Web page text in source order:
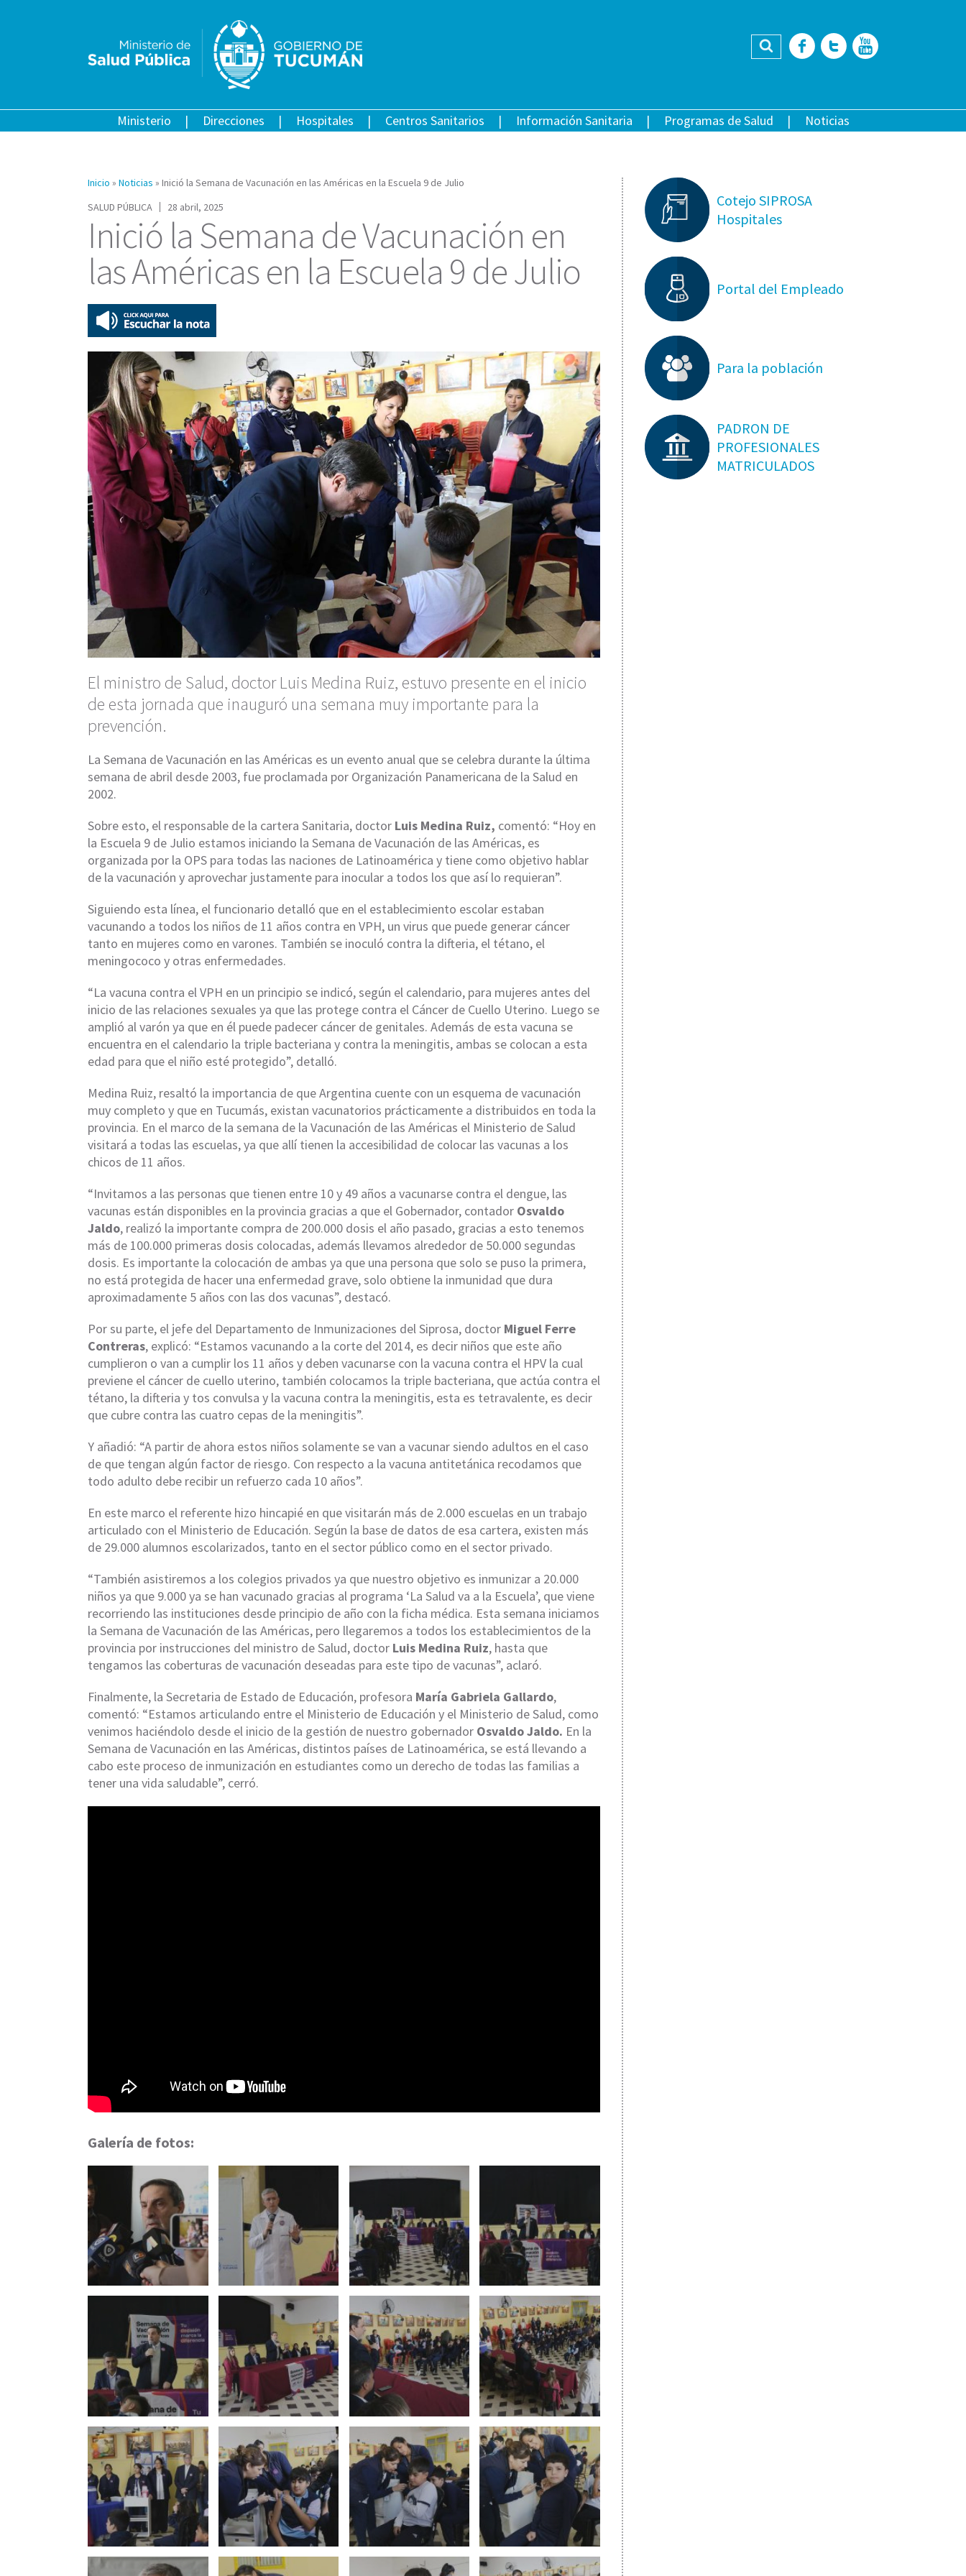
Buscar Facebook
Twitter
Ministerio Direcciones Hospitales Centros Sanitarios Información Sanitaria Programas de Salud Noticias
Inicio » Noticias » Inició la Semana de Vacunación en las Américas en la Escuela 9 de Julio
SALUD PÚBLICA
28 abril, 2025
Inició la Semana de Vacunación en
las Américas en la Escuela 9 de Julio
El ministro de Salud, doctor Luis Medina Ruiz, estuvo presente en el inicio
de esta jornada que inauguró una semana muy importante para la
prevención.
La Semana de Vacunación en las Américas es un evento anual que se celebra durante la última
semana de abril desde 2003, fue proclamada por Organización Panamericana de la Salud en
2002.
Sobre esto, el responsable de la cartera Sanitaria, doctor Luis Medina Ruiz, comentó: “Hoy en
la Escuela 9 de Julio estamos iniciando la Semana de Vacunación de las Américas, es
organizada por la OPS para todas las naciones de Latinoamérica y tiene como objetivo hablar
de la vacunación y aprovechar justamente para inocular a todos los que así lo requieran”.
Siguiendo esta línea, el funcionario detalló que en el establecimiento escolar estaban
vacunando a todos los niños de 11 años contra en VPH, un virus que puede generar cáncer
tanto en mujeres como en varones. También se inoculó contra la difteria, el tétano, el
meningococo y otras enfermedades.
“La vacuna contra el VPH en un principio se indicó, según el calendario, para mujeres antes del
inicio de las relaciones sexuales ya que las protege contra el Cáncer de Cuello Uterino. Luego se
amplió al varón ya que en él puede padecer cáncer de genitales. Además de esta vacuna se
encuentra en el calendario la triple bacteriana y contra la meningitis, ambas se colocan a esta
edad para que el niño esté protegido”, detalló.
Medina Ruiz, resaltó la importancia de que Argentina cuente con un esquema de vacunación
muy completo y que en Tucumás, existan vacunatorios prácticamente a distribuidos en toda la
provincia. En el marco de la semana de la Vacunación de las Américas el Ministerio de Salud
visitará a todas las escuelas, ya que allí tienen la accesibilidad de colocar las vacunas a los
chicos de 11 años.
“Invitamos a las personas que tienen entre 10 y 49 años a vacunarse contra el dengue, las
vacunas están disponibles en la provincia gracias a que el Gobernador, contador Osvaldo
Jaldo, realizó la importante compra de 200.000 dosis el año pasado, gracias a esto tenemos
más de 100.000 primeras dosis colocadas, además llevamos alrededor de 50.000 segundas
dosis. Es importante la colocación de ambas ya que una persona que solo se puso la primera,
no está protegida de hacer una enfermedad grave, solo obtiene la inmunidad que dura
aproximadamente 5 años con las dos vacunas”, destacó.
Por su parte, el jefe del Departamento de Inmunizaciones del Siprosa, doctor Miguel Ferre
Contreras, explicó: “Estamos vacunando a la corte del 2014, es decir niños que este año
cumplieron o van a cumplir los 11 años y deben vacunarse con la vacuna contra el HPV la cual
previene el cáncer de cuello uterino, también colocamos la triple bacteriana, que actúa contra el
tétano, la difteria y tos convulsa y la vacuna contra la meningitis, esta es tetravalente, es decir
que cubre contra las cuatro cepas de la meningitis”.
Y añadió: “A partir de ahora estos niños solamente se van a vacunar siendo adultos en el caso
de que tengan algún factor de riesgo. Con respecto a la vacuna antitetánica recodamos que
todo adulto debe recibir un refuerzo cada 10 años”.
En este marco el referente hizo hincapié en que visitarán más de 2.000 escuelas en un trabajo
articulado con el Ministerio de Educación. Según la base de datos de esa cartera, existen más
de 29.000 alumnos escolarizados, tanto en el sector público como en el sector privado.
“También asistiremos a los colegios privados ya que nuestro objetivo es inmunizar a 20.000
niños ya que 9.000 ya se han vacunado gracias al programa ‘La Salud va a la Escuela’, que viene
recorriendo las instituciones desde principio de año con la ficha médica. Esta semana iniciamos
la Semana de Vacunación de las Américas, pero llegaremos a todos los establecimientos de la
provincia por instrucciones del ministro de Salud, doctor Luis Medina Ruiz, hasta que
tengamos las coberturas de vacunación deseadas para este tipo de vacunas”, aclaró.
Finalmente, la Secretaria de Estado de Educación, profesora María Gabriela Gallardo,
comentó: “Estamos articulando entre el Ministerio de Educación y el Ministerio de Salud, como
venimos haciéndolo desde el inicio de la gestión de nuestro gobernador Osvaldo Jaldo. En la
Semana de Vacunación en las Américas, distintos países de Latinoamérica, se está llevando a
cabo este proceso de inmunización en estudiantes como un derecho de todas las familias a
tener una vida saludable”, cerró.
Galería de fotos:
Cotejo SIPROSA
Hospitales
Portal del Empleado
Para la población
PADRON DE
PROFESIONALES
MATRICULADOS